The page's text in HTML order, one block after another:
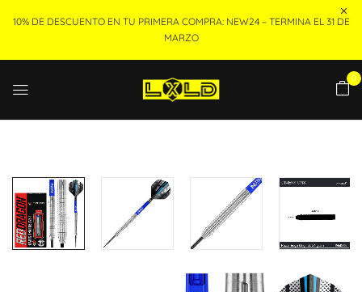
10% DE DESCUENTO EN TU PRIMERA COMPRA: NEW24 – TERMINA EL 31 DE
MARZO
0